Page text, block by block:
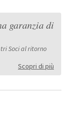
garanzia di
Soci al ritorno
Scopri di più